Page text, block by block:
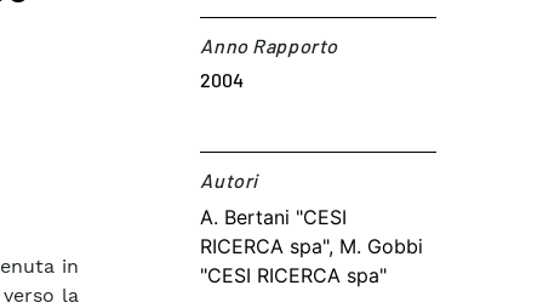
in
la
Anno Rapporto
2004
Autori​
A. Bertani "CESI
RICERCA spa", M. Gobbi
"CESI RICERCA spa"